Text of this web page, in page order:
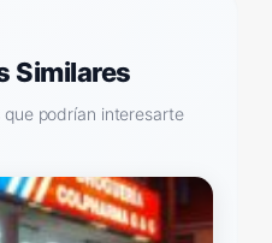
Similares
podrían interesarte